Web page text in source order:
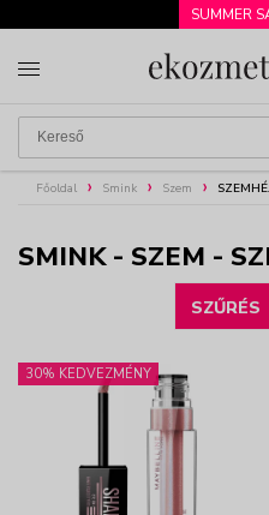
SUMMER
Főoldal Smink Szem
SMINK - SZEM -
SZŰRÉS
30% KEDVEZMÉNY